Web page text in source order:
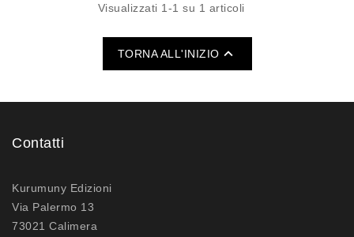
Visualizzati 1-1 su 1 articoli
TORNA ALL'INIZIO 
Contatti
Kurumuny Edizioni
Via Palermo 13
73021 Calimera